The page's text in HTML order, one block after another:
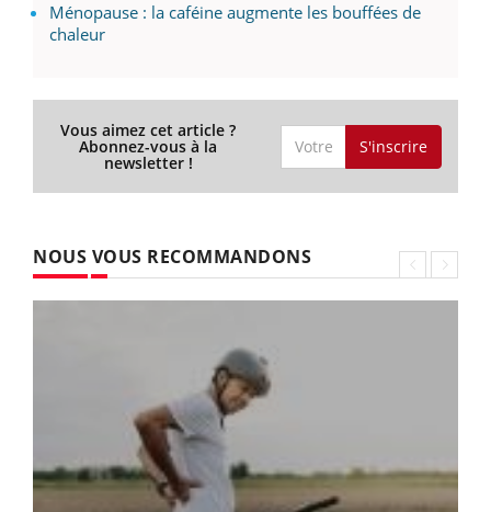
Ménopause : la caféine augmente les bouffées de
chaleur
Vous aimez cet article ?
Abonnez-vous à la
newsletter !
S'inscrire
NOUS VOUS RECOMMANDONS